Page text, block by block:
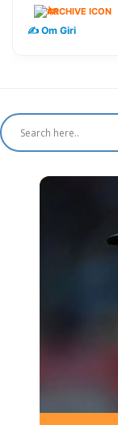
देश
✍️ Om Giri